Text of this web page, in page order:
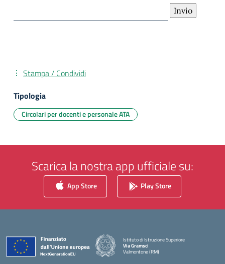
Stampa / Condividi
Tipologia
Circolari per docenti e personale ATA
Scarica la nostra app ufficiale su:
App Store Play Store
Istituto di Istruzione Superiore
Via Gramsci
Valmontone (RM)